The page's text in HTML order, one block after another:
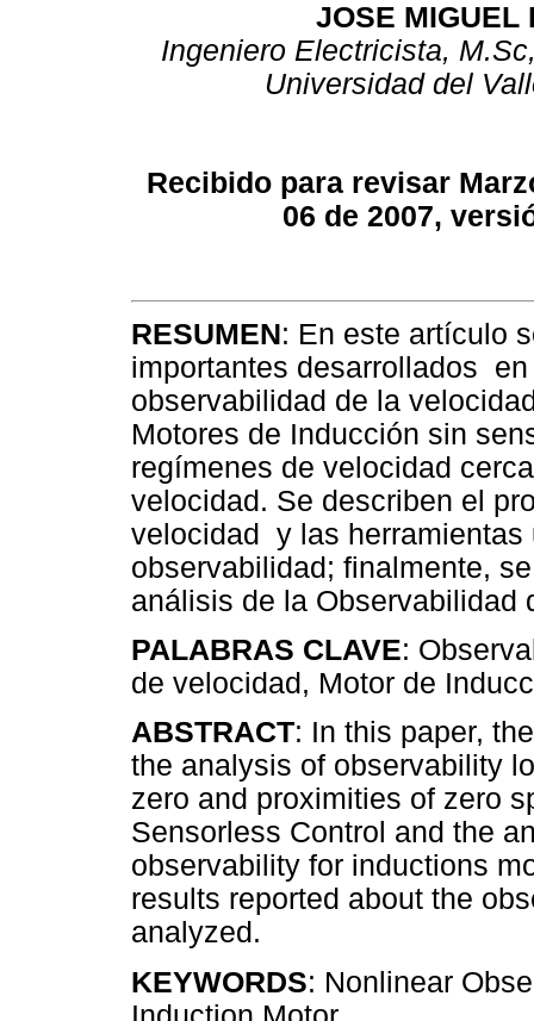
JOSE MIGUEL
Ingeniero Electricista,
Universidad del
Recibido para revisar
06 de 2007,
RESUMEN: En este artículo
importantes desarrollados
observabilidad de la
Motores de Inducción sin
regímenes de velocidad
velocidad. Se describen el
velocidad y las
observabilidad; finalmente,
análisis de la Observabilidad
PALABRAS CLAVE:
de velocidad, Motor de
ABSTRACT: In this paper,
the analysis of observability
zero and proximities of zero
Sensorless Control and the
observability for inductions
results reported about the
analyzed.
KEYWORDS: Nonlinear